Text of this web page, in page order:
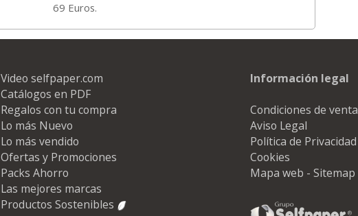
69 Euros.
Video selfpaper.com
Catálogos en PDF
Regalos con tu compra
Lo más Nuevo
Lo más vendido
Ofertas y Promociones
Packs Ahorro
Las mejores marcas
Productos Sostenibles
Información legal
Condiciones de venta
Aviso Legal
Política de Privacidad
Cookies
Mapa web - Sitemap